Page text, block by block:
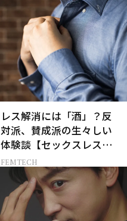
レス解消には「酒」？反
対派、賛成派の生々しい
体験談【セックスレス
AND THE CITY -女たちの
告白-】
FEMTECH